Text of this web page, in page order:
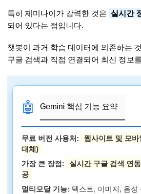
특히 제미나이가 강력한 것은 실시간
되어 있다는 점입니다.
챗봇이 과거 학습 데이터에 의존하는
구글 검색과 직접 연결되어 최신 정보
🤖 Gemini 핵심 기능 요약
무료 버전 사용처:
웹사이트 및 모
대체)
가장 큰 장점:
실시간 구글 검색 연
공
멀티모달 기능: 텍스트, 이미지, 음성